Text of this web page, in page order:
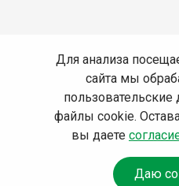
Для анализа
сайта мы
файлы cookie.
вы даете
Даю